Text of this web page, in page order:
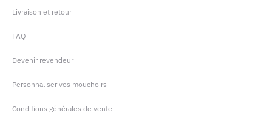
Livraison et retour
FAQ
Devenir revendeur
Personnaliser vos mouchoirs
Conditions générales de vente